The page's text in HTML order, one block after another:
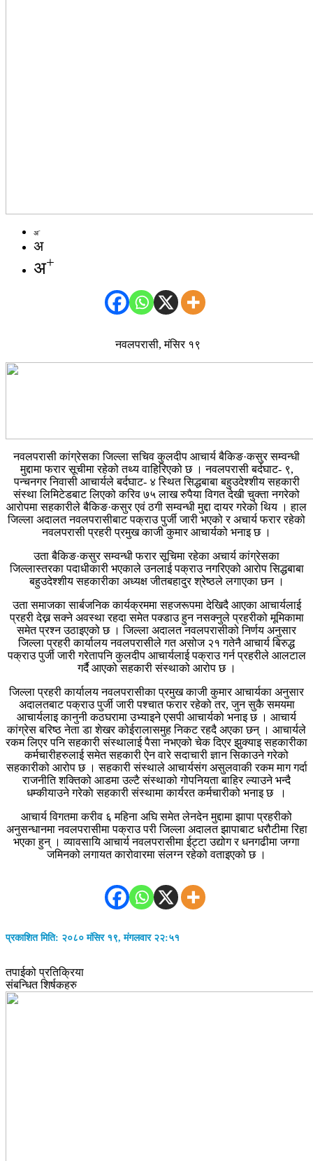
अ-
अ
अ+
नवलपरासी, मंसिर १९
नवलपरासी कांग्रेसका जिल्ला सचिव कुलदीप आचार्य बैकिङ·कसुर सम्वन्धी
मुद्दामा फरार सूचीमा रहेको तथ्य वाहिरिएको छ । नवलपरासी बर्दघाट- ९,
पन्चनगर निवासी आचार्यले बर्दघाट- ४ स्थित सिद्धबाबा बहुउदेश्शीय सहकारी
संस्था लिमिटेडबाट लिएको करिव ७५ लाख रुपैया विगत देखी चुक्ता नगरेको
आरोपमा सहकारीले बैकिङ·कसुर एवं ठगी सम्वन्धी मुद्दा दायर गरेको थिय । हाल
जिल्ला अदालत नवलपरासीबाट पक्राउ पुर्जी जारी भएको र अचार्य फरार रहेको
नवलपरासी प्रहरी प्रमुख काजी कुमार आचार्यको भनाइ छ ।
उता बैकिङ·कसुर सम्वन्धी फरार सूचिमा रहेका अचार्य कांग्रेसका
जिल्लास्तरका पदाधीकारी भएकाले उनलाई पक्राउ नगरिएको आरोप सिद्धबाबा
बहुउदेश्शीय सहकारीका अध्यक्ष जीतबहादुर श्रेष्ठले लगाएका छन ।
उता समाजका सार्बजनिक कार्यक्रममा सहजरूपमा देखिदै आएका आचार्यलाई
प्रहरी देख्न सक्ने अवस्था रहदा समेत पक्डाउ हुन नसक्नुले प्रहरीको मूमिकामा
समेत प्रश्न उठाइएको छ । जिल्ला अदालत नवलपरासीको निर्णय अनुसार
जिल्ला प्रहरी कार्यालय नवलपरासीले गत असोज २१ गतेनै आचार्य बिरुद्ध
पक्राउ पुर्जी जारी गरेतापनि कुलदीप आचार्यलाई पक्राउ गर्न प्रहरीले आलटाल
गर्दै आएको सहकारी संस्थाको आरोप छ ।
जिल्ला प्रहरी कार्यालय नवलपरासीका प्रमुख काजी कुमार आचार्यका अनुसार
अदालतबाट पक्राउ पुर्जी जारी पश्चात फरार रहेको तर, जुन सुकै समयमा
आचार्यलाइ कानुनी कठघरामा उभ्याइने एसपी आचार्यको भनाइ छ । आचार्य
कांग्रेस बरिष्ठ नेता डा शेखर कोईरालासमुह निकट रहदै अएका छन् । आचार्यले
रकम लिएर पनि सहकारी संस्थालाई पैसा नभएको चेक दिएर झुक्याइ सहकारीका
कर्मचारीहरुलाई समेत सहकारी ऐन वारे सदाचारी ज्ञान सिकाउने गरेको
सहकारीको आरोप छ । सहकारी संस्थाले आचार्यसंग असुलवाकी रकम माग गर्दा
राजनीति शक्तिको आडमा उल्टै संस्थाको गोपनियता बाहिर ल्याउने भन्दै
धम्कीयाउने गरेकाे सहकारी संस्थामा कार्यरत कर्मचारीको भनाइ छ ।
आचार्य विगतमा करीव ६ महिना अघि समेत लेनदेन मुद्दामा झापा प्रहरीको
अनुसन्धानमा नवलपरासीमा पक्राउ परी जिल्ला अदालत झापाबाट धरौटीमा रिहा
भएका हुन् । व्यावसायि आचार्य नवलपरासीमा ईट्टा उद्योग र धनगढीमा जग्गा
जमिनको लगायत कारोवारमा संलग्न रहेको वताइएको छ ।
प्रकाशित मिति: २०८० मंसिर १९, मंगलवार २२:५१
तपाईको प्रतिक्रिया
संबन्धित शिर्षकहरु